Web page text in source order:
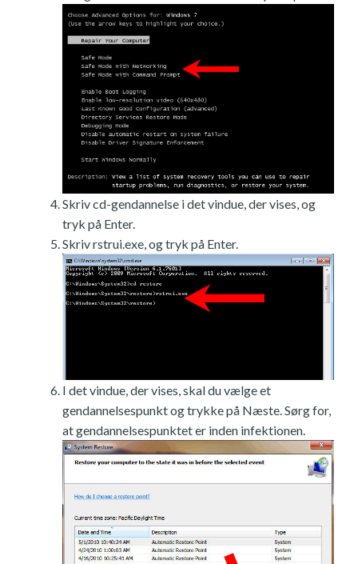
Skriv cd-gendannelse i det vindue, der vises, og
tryk på Enter.
Skriv rstrui.exe, og tryk på Enter.
I det vindue, der vises, skal du vælge et
gendannelsespunkt og trykke på Næste. Sørg for,
at gendannelsespunktet er inden infektionen.